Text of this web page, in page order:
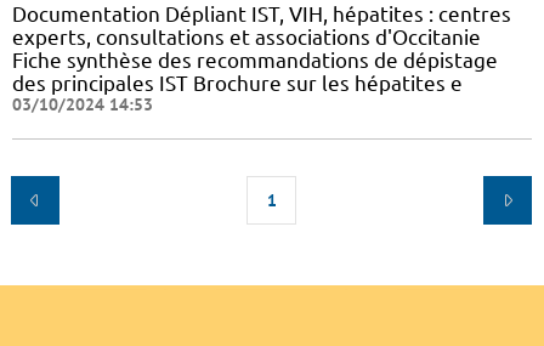
Documentation Dépliant IST, VIH, hépatites : centres
experts, consultations et associations d'Occitanie
Fiche synthèse des recommandations de dépistage
des principales IST Brochure sur les hépatites e
03/10/2024 14:53
1